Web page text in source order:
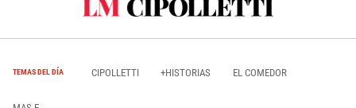
TEMAS DEL DÍA CIPOLLETTI +HISTORIAS EL COMEDOR